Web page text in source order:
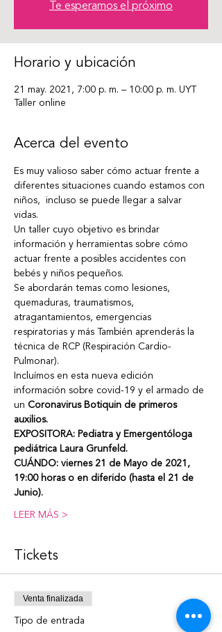
Te esperamos el próximo
Horario y ubicación
21 may. 2021, 7:00 p. m. – 10:00 p. m. UYT
Taller online
Acerca del evento
Es muy valioso saber cómo actuar frente a
diferentes situaciones cuando estamos con
niños,  incluso se puede llegar a salvar
vidas.
Un taller cuyo objetivo es brindar
información y herramientas sobre cómo
actuar frente a posibles accidentes con
bebés y niños pequeños.
Se abordarán temas como lesiones,
quemaduras, traumatismos,
atragantamientos, emergencias
respiratorias y más También aprenderás la
técnica de RCP (Respiración Cardio-
Pulmonar).
Incluímos en esta nueva edición
información sobre covid-19 y el armado de
un Coronavirus Botiquin de primeros
auxilios.
EXPOSITORA: Pediatra y Emergentóloga
pediátrica Laura Grunfeld.
CUÁNDO: viernes 21 de Mayo de 2021,
19:00 horas o en diferido (hasta el 21 de
Junio).
LEER MÁS >
Tickets
Venta finalizada
Tipo de entrada